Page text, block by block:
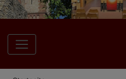
Hauptnavigation